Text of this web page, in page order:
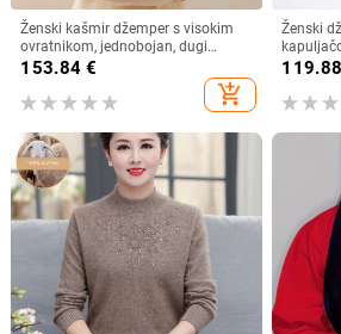
Ženski kašmir džemper s visokim
ovratnikom, jednobojan, dugi
rukavi, standardna duljina
153.84 €
add_shopping_cart
Ženski
pleteni –
119.88